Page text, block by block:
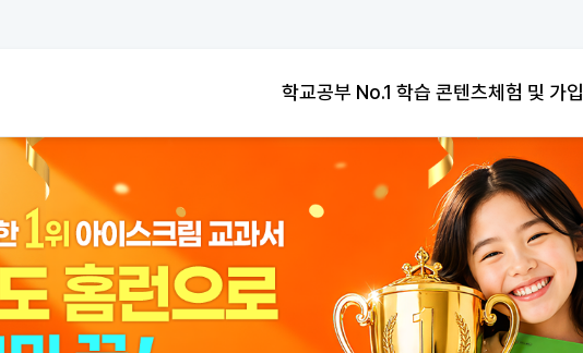
교과연계100%
교과연계100% 학습 콘텐츠체험 및 가입